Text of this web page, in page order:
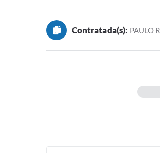
Contratada(s): PAULO